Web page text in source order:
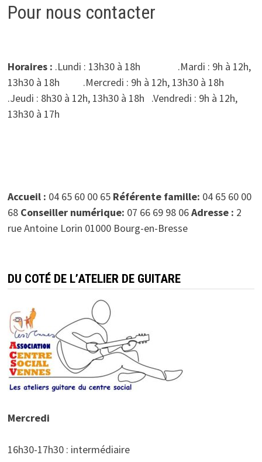
Pour nous contacter
Horaires : .Lundi : 13h30 à 18h .Mardi : 9h à 12h,
13h30 à 18h .Mercredi : 9h à 12h, 13h30 à 18h
.Jeudi : 8h30 à 12h, 13h30 à 18h .Vendredi : 9h à 12h,
13h30 à 17h
Accueil : 04 65 60 00 65 Référente famille: 04 65 60 00
68 Conseiller numérique: 07 66 69 98 06Adresse : 2
rue Antoine Lorin 01000 Bourg-en-Bresse
DU COTÉ DE L’ATELIER DE GUITARE
Mercredi
16h30-17h30 : intermédiaire